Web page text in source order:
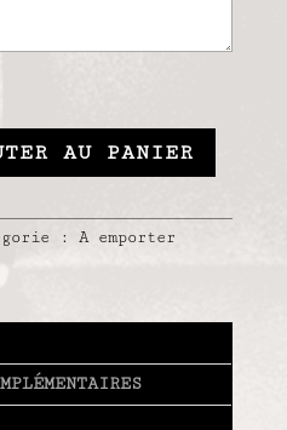
AU PANIER
: A emporter